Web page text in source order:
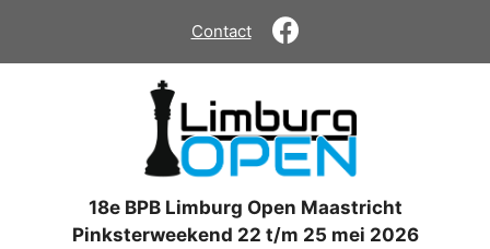
de
Contact
18e BPB Limburg Open Maastricht
Pinksterweekend 22 t/m 25 mei 2026